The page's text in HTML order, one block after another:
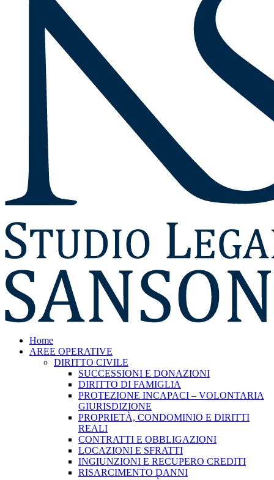
Home
AREE OPERATIVE
DIRITTO CIVILE
SUCCESSIONI E DONAZIONI
DIRITTO DI FAMIGLIA
PROTEZIONE INCAPACI – VOLONTARIA
GIURISDIZIONE
PROPRIETÀ, CONDOMINIO E DIRITTI
REALI
CONTRATTI E OBBLIGAZIONI
LOCAZIONI E SFRATTI
INGIUNZIONI E RECUPERO CREDITI
RISARCIMENTO DANNI